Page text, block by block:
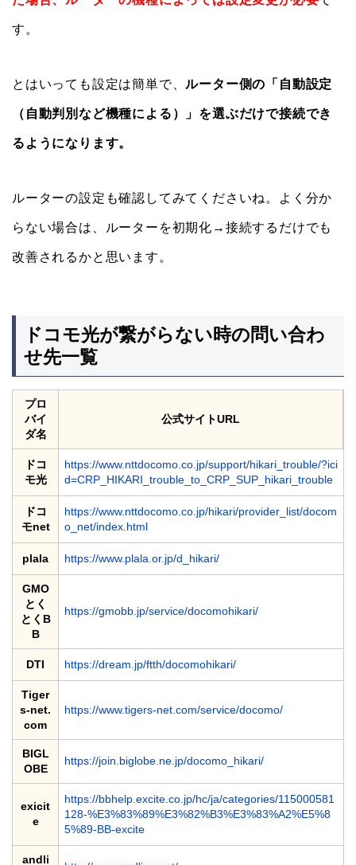
す。
とはいっても設定は簡単で、 ルーター側の「自動設定
（自動判別など機種による）」を選ぶだけで接続でき
るようになります。
ルーターの設定も確認してみてくださいね。よく分か
らない場合は、ルーターを初期化→接続するだけでも
改善されるかと思います。
ドコモ光が繋がらない時の問い合わ
せ先一覧
プロ
バイ
ダ名
公式サイトURL
ドコ
モ光
https://www.nttdocomo.co.jp/support/hikari_trouble/?ici
d=CRP_HIKARI_trouble_to_CRP_SUP_hikari_trouble
ドコ
モnet
https://www.nttdocomo.co.jp/hikari/provider_list/docom
o_net/index.html
plala https://www.plala.or.jp/d_hikari/
GMO
とく
とくB
B
https://gmobb.jp/service/docomohikari/
DTI https://dream.jp/ftth/docomohikari/
Tiger
s-net.
com
https://www.tigers-net.com/service/docomo/
BIGL
OBE
https://join.biglobe.ne.jp/docomo_hikari/
exicit
e
https://bbhelp.excite.co.jp/hc/ja/categories/115000581
128-%E3%83%89%E3%82%B3%E3%83%A2%E5%8
5%89-BB-excite
andli